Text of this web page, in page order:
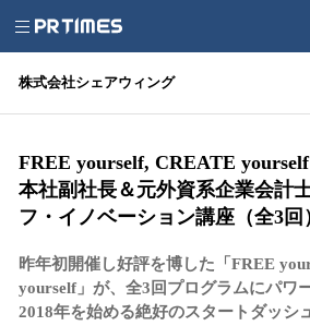
株式会社シェアウィング
FREE yourself, CREATE
本社副社長＆元外資系企業会計
フ・イノベーション講座（全3回
昨年初開催し好評を博した「FREE
yourself」が、全3回プログラムにパワ
2018年を始める絶好のスタートダッシ